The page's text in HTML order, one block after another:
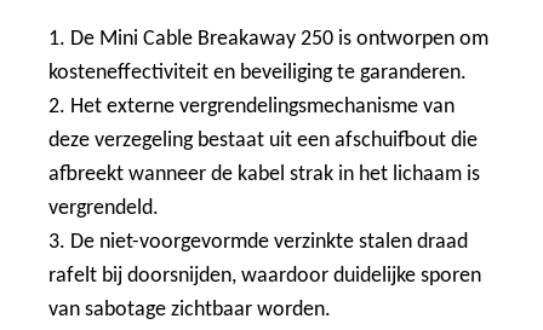
1. De Mini Cable Breakaway 250 is ontworpen om
kosteneffectiviteit en beveiliging te garanderen.
2. Het externe vergrendelingsmechanisme van
deze verzegeling bestaat uit een afschuifbout die
afbreekt wanneer de kabel strak in het lichaam is
vergrendeld.
3. De niet-voorgevormde verzinkte stalen draad
rafelt bij doorsnijden, waardoor duidelijke sporen
van sabotage zichtbaar worden.